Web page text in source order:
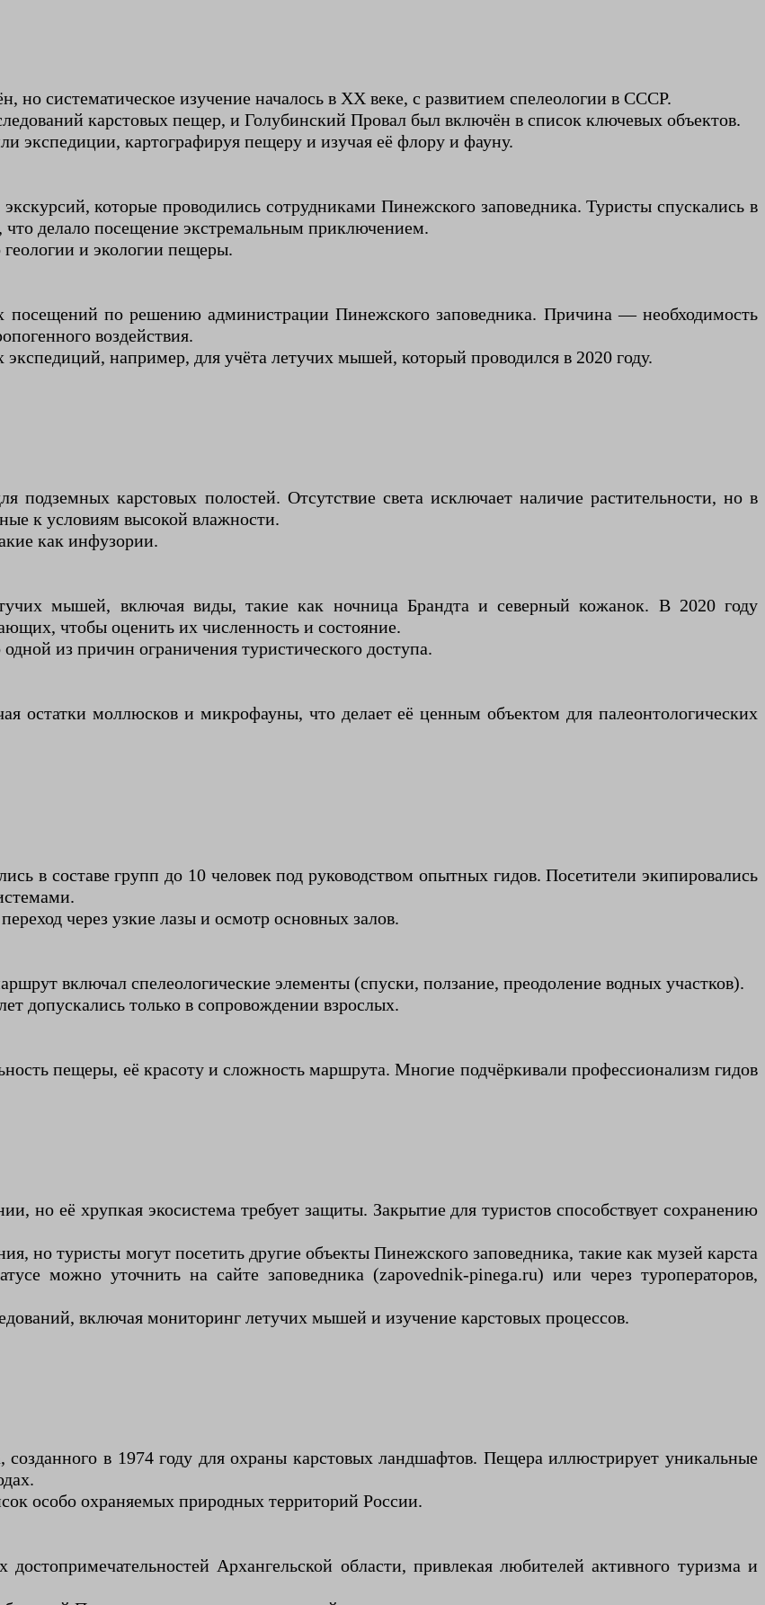
систематическое изучение началось в XX веке, с развитием спелеологии в СССР.
карстовых пещер, и Голубинский Провал был включён в список ключевых объектов.
экспедиции, картографируя пещеру и изучая её флору и фауну.
которые проводились сотрудниками Пинежского заповедника. Туристы спускались в
делало посещение экстремальным приключением.
и экологии пещеры.
посещений по решению администрации Пинежского заповедника. Причина — необходимость
воздействия.
например, для учёта летучих мышей, который проводился в 2020 году.
подземных карстовых полостей. Отсутствие света исключает наличие растительности, но в
к условиям высокой влажности.
как инфузории.
мышей, включая виды, такие как ночница Брандта и северный кожанок. В 2020 году
чтобы оценить их численность и состояние.
из причин ограничения туристического доступа.
остатки моллюсков и микрофауны, что делает её ценным объектом для палеонтологических
в составе групп до 10 человек под руководством опытных гидов. Посетители экипировались
через узкие лазы и осмотр основных залов.
включал спелеологические элементы (спуски, ползание, преодоление водных участков).
допускались только в сопровождении взрослых.
пещеры, её красоту и сложность маршрута. Многие подчёркивали профессионализм гидов
но её хрупкая экосистема требует защиты. Закрытие для туристов способствует сохранению
но туристы могут посетить другие объекты Пинежского заповедника, такие как музей карста
можно уточнить на сайте заповедника (zapovednik-pinega.ru) или через туроператоров,
включая мониторинг летучих мышей и изучение карстовых процессов.
в 1974 году для охраны карстовых ландшафтов. Пещера иллюстрирует уникальные
особо охраняемых природных территорий России.
Архангельской области, привлекая любителей активного туризма и